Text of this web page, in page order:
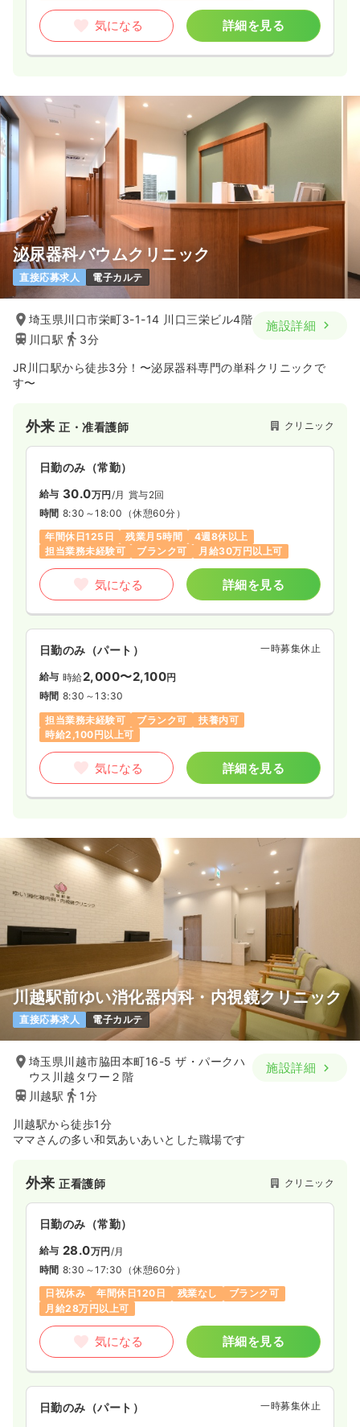
気になる 詳細を見る
泌尿器科バウムクリニック
直接応募求人 電子カルテ
埼玉県川口市栄町3-1-14 川口三栄ビル4階
川口駅
3分
施設詳細
JR川口駅から徒歩3分！〜泌尿器科専門の単科クリニックで
す〜
外来正・准看護師 クリニック
日勤のみ（常勤）
給与 30.0万円 /月 賞与2回
時間 8:30～18:00 （休憩60分）
年間休日125日
残業月5時間
4週8休以上
担当業務未経験可
ブランク可 月給30万円以上可
気になる 詳細を見る
日勤のみ（パート） 一時募集休止
給与 時給2,000〜2,100円
時間 8:30～13:30
担当業務未経験可
ブランク可
扶養内可
時給2,100円以上可
気になる 詳細を見る
川越駅前ゆい消化器内科・内視鏡クリニック
直接応募求人 電子カルテ
埼玉県川越市脇田本町16-5 ザ・パークハ
ウス川越タワー２階
川越駅
1分
施設詳細
川越駅から徒歩1分
ママさんの多い和気あいあいとした職場です
外来正看護師 クリニック
日勤のみ（常勤）
給与 28.0万円/月
時間 8:30～17:30 （休憩60分）
日祝休み
年間休日120日 残業なし
ブランク可
月給28万円以上可
気になる 詳細を見る
日勤のみ（パート） 一時募集休止